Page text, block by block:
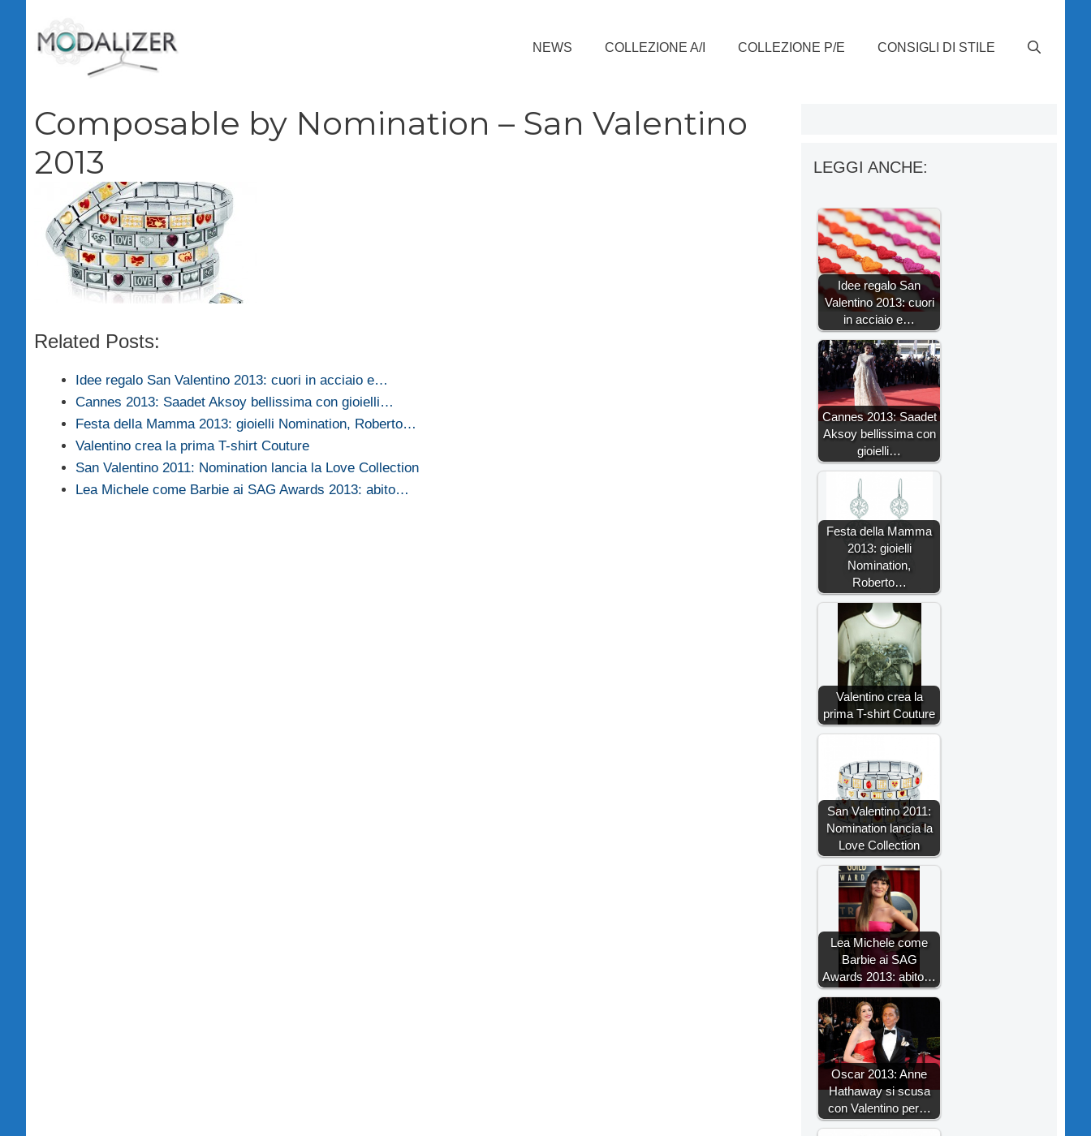
contenuto
NEWS COLLEZIONE A/I COLLEZIONE P/E CONSIGLI DI STILE
Composable by Nomination – San Valentino
2013
Related Posts:
Idee regalo San Valentino 2013: cuori in acciaio e…
Cannes 2013: Saadet Aksoy bellissima con gioielli…
Festa della Mamma 2013: gioielli Nomination, Roberto…
Valentino crea la prima T-shirt Couture
San Valentino 2011: Nomination lancia la Love Collection
Lea Michele come Barbie ai SAG Awards 2013: abito…
LEGGI ANCHE:
Idee regalo San
Valentino 2013: cuori
in acciaio e…
Cannes 2013: Saadet
Aksoy bellissima con
gioielli…
Festa della Mamma
2013: gioielli
Nomination,
Roberto…
Valentino crea la
prima T-shirt Couture
San Valentino 2011:
Nomination lancia la
Love Collection
Lea Michele come
Barbie ai SAG
Awards 2013: abito…
Oscar 2013: Anne
Hathaway si scusa
con Valentino per…